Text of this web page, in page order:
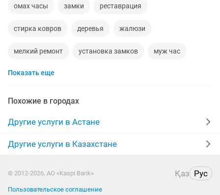
омах часы замки реставрация
стирка ковров деревья жалюзи
мелкий ремонт установка замков муж час
услуги грузчиков
услуга сварщика оцифровка
доставка воды лдсп слайд шоу
альпинисты сантехник электрик
Показать еще
Похожие в городах
Другие услуги в Астане
Другие услуги в Казахстане
© 2012-2026, АО «Kaspi Bank» Қаз Рус
Пользовательское соглашение